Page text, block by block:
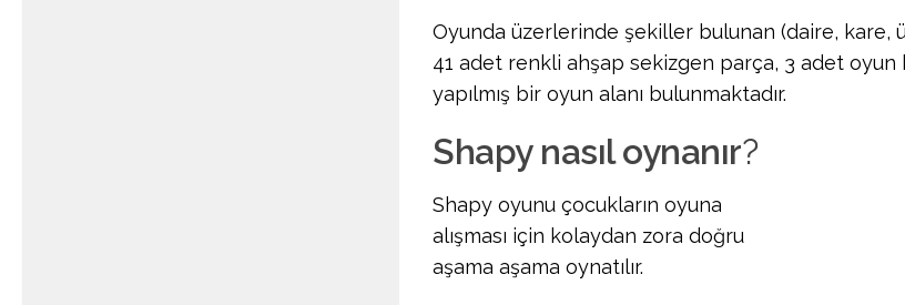
Oyunda üzerlerinde şekiller bulunan (daire, kare,
41 adet renkli ahşap sekizgen parça, 3 adet
yapılmış bir oyun alanı bulunmaktadır.
Shapy nasıl oynanır?
Shapy oyunu çocukların oyuna
alışması için kolaydan zora doğru
aşama aşama oynatılır.